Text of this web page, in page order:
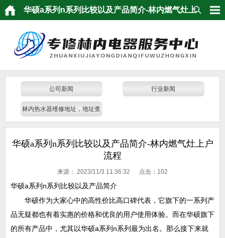
华硕a系列n系列比较以及产品简介-林内燃气灶上
公司新闻 行业新闻
林内热水器维修地址，地址查
华硕a系列n系列比较以及产品简介-林内燃气灶上户
流程
来源： 2023/11/3 11:36:32 点击： 102
华硕a系列n系列比较以及产品简介
华硕作为大家心中的高性价比高口碑代表，它旗下的一系列产
品无疑都也有着实惠的价格和优良的用户使用体验。而在华硕旗下
的所有产品中，尤其以华硕a系列n系列最为出名。那么接下来就